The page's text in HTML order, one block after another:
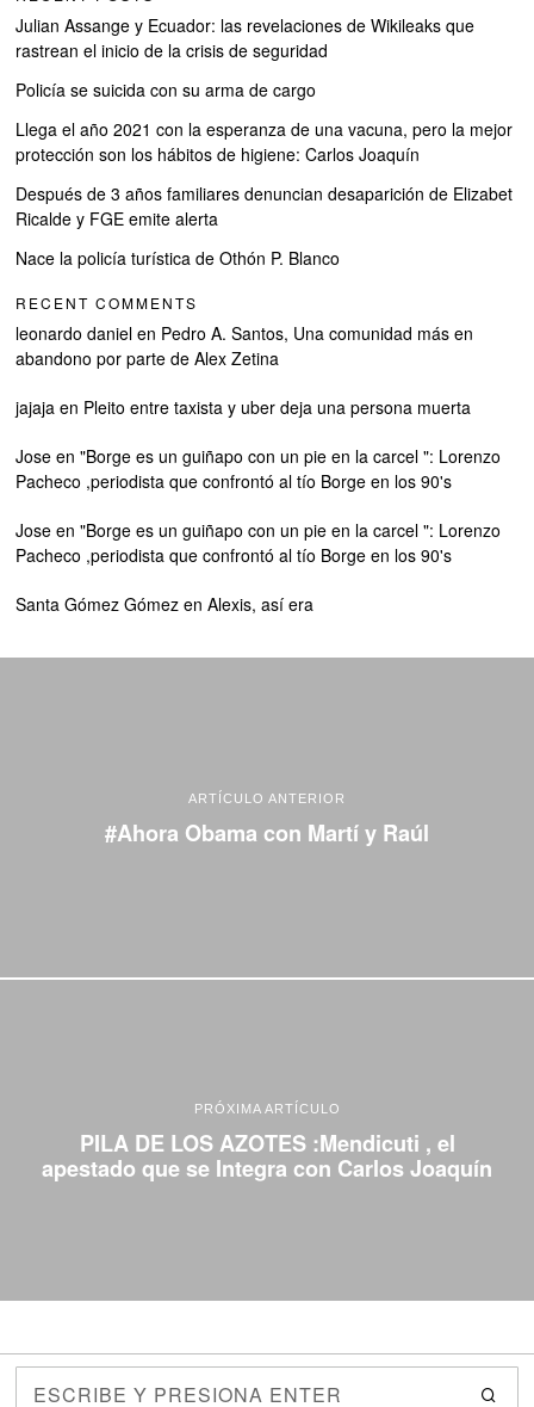
Julian Assange y Ecuador: las revelaciones de Wikileaks que
rastrean el inicio de la crisis de seguridad
Policía se suicida con su arma de cargo
Llega el año 2021 con la esperanza de una vacuna, pero la mejor
protección son los hábitos de higiene: Carlos Joaquín
Después de 3 años familiares denuncian desaparición de Elizabet
Ricalde y FGE emite alerta
Nace la policía turística de Othón P. Blanco
RECENT COMMENTS
leonardo daniel en Pedro A. Santos, Una comunidad más en
abandono por parte de Alex Zetina
jajaja en Pleito entre taxista y uber deja una persona muerta
Jose en"Borge es un guiñapo con un pie en la carcel ": Lorenzo
Pacheco ,periodista que confrontó al tío Borge en los 90's
Jose en"Borge es un guiñapo con un pie en la carcel ": Lorenzo
Pacheco ,periodista que confrontó al tío Borge en los 90's
Santa Gómez Gómez enAlexis, así era
ARTÍCULO ANTERIOR
#Ahora Obama con Martí y Raúl
PRÓXIMA ARTÍCULO
PILA DE LOS AZOTES :Mendicuti , el
apestado que se Integra con Carlos Joaquín